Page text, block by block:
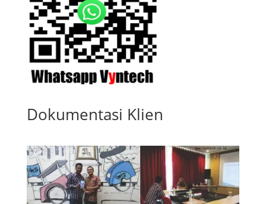
Dokumentasi Klien